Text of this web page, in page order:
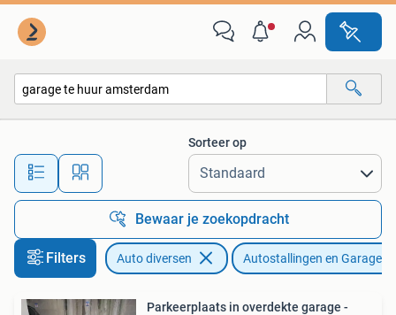
Alle afstanden…
Sorteer op
Bewaar je zoekopdracht
Filters Auto diversen Autostallingen en Garages
Parkeerplaats in overdekte garage -